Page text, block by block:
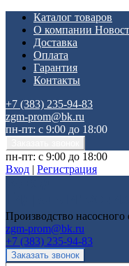
Каталог товаров
О компании
Доставка
Оплата
Гарантия
Контакты
+7 (383) 235-94-83
zgm-prom@bk.ru
пн-пт: с 9:00 до 18:00
пн-пт: с 9:00 до 18:00
Вход | Регистрация
Производство
zgm-prom@bk.ru
+7 (383) 235-94-83